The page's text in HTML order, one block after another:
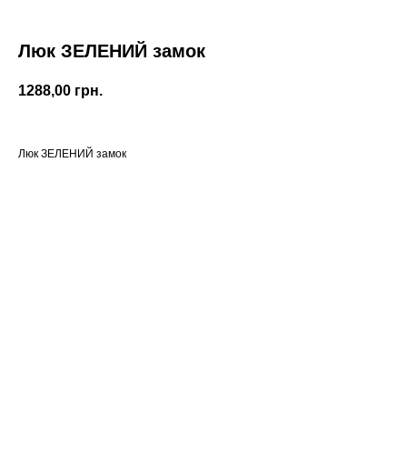
Люк ЗЕЛЕНИЙ замок
1288,00 грн.
Люк ЗЕЛЕНИЙ замок